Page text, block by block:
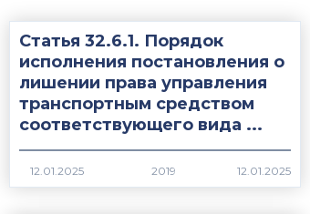
Статья 32.6.1. Порядок
исполнения постановления о
лишении права управления
транспортным средством
соответствующего вида ...
2019